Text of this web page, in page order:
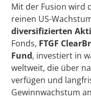
Mit der Fusion wird
reinen US-
diversifizierten
Fonds, FTGF
Fund, investiert in
weltweit, die über
verfügen und
Gewinnwachstum